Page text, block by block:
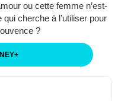
ou cette femme n’est-
cherche à l’utiliser pour
?
+